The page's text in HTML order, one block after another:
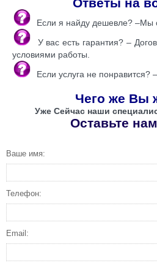
Если я найду дешевле? –Мы
У вас есть гарантия? –
условиями работы.
Если услуга не понравится?
Чего же Вы
Уже Сейчас наши
Оставьте
Ваше имя:
Телефон:
Email: